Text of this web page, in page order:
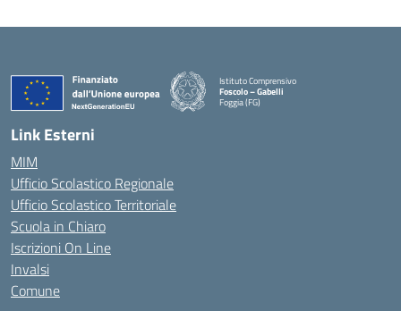
Istituto Comprensivo
Foscolo – Gabelli
Foggia (FG)
— Visita la pagina iniziale della scuola
Link Esterni
MIM
Ufficio Scolastico Regionale
Ufficio Scolastico Territoriale
Scuola in Chiaro
Iscrizioni On Line
Invalsi
Comune